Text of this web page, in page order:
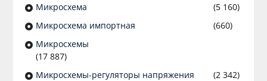
Микросхема
(5 160)
Микросхема импортная
(660)
Микросхемы
(17 887)
Микросхемы-регуляторы напряжения
(2 342)